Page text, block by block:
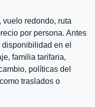
vuelo redondo, ruta
por persona. Antes
en el
familia tarifaria,
políticas del
traslados o